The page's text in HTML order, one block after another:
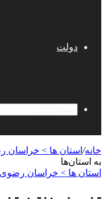
دولت
خانه/ استان ها > خراسان
به استان‌ها
استان ها > خراسان رضوی